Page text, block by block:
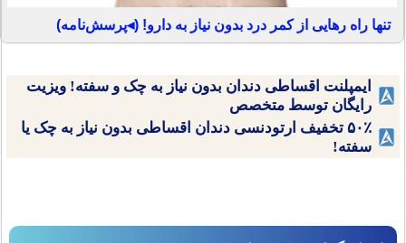
تنها راه رهایی از کمر درد بدون نیاز به دارو! (◂پرسش‌نامه)
ایمپلنت اقساطی دندان بدون نیاز به چک و سفته! ویزیت
رایگان توسط متخصص
۵۰٪ تخفیف ارتودنسی دندان اقساطی بدون نیاز به چک یا
سفته!